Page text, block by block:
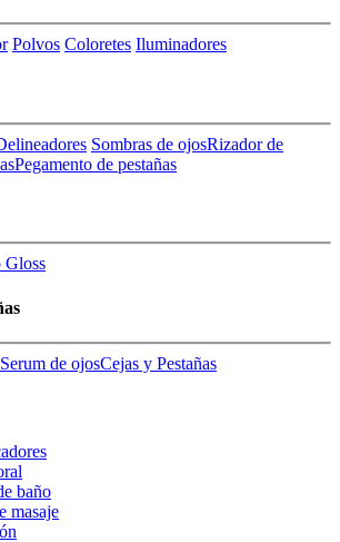
Polvos Coloretes Iluminadores
Sombras de ojosRizador de
Pegamento de pestañas
Serum de ojosCejas y Pestañas
baño
masaje